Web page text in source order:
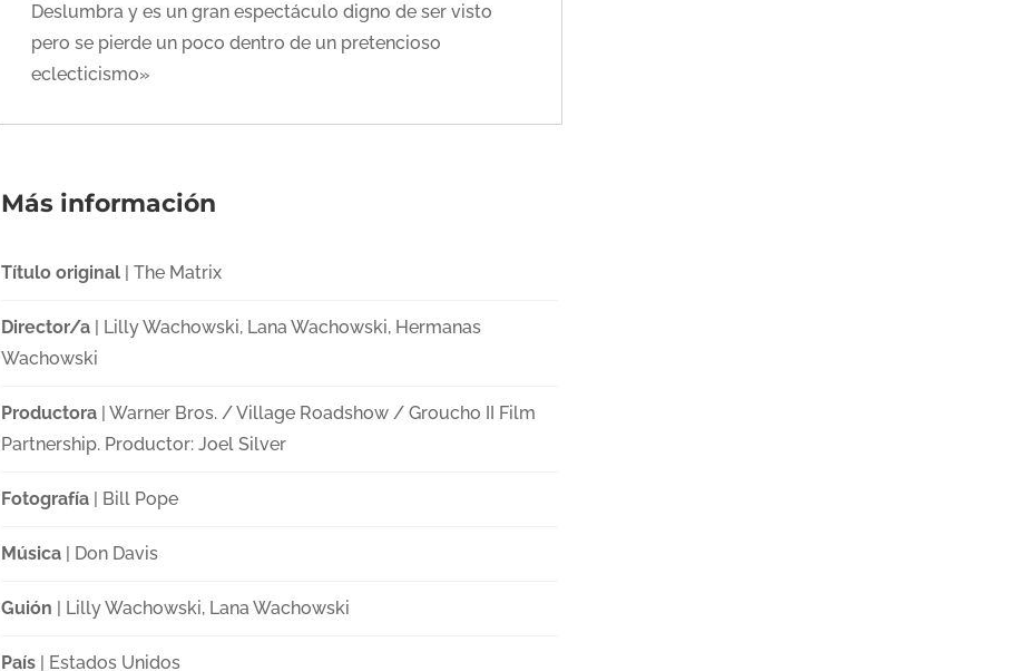
Deslumbra y es un gran espectáculo digno de ser visto
pero se pierde un poco dentro de un pretencioso
eclecticismo»
Más información
Título original| The Matrix
Director/a| Lilly Wachowski, Lana Wachowski, Hermanas
Wachowski
Productora| Warner Bros. / Village Roadshow / Groucho II Film
Partnership. Productor: Joel Silver
Fotografía| Bill Pope
Música| Don Davis
Guión | Lilly Wachowski, Lana Wachowski
País| Estados Unidos